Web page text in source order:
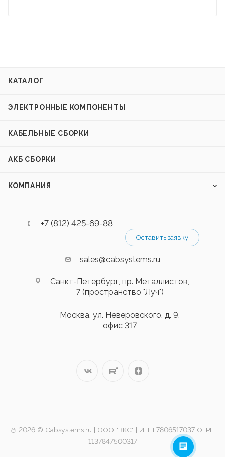
КАТАЛОГ
ЭЛЕКТРОННЫЕ КОМПОНЕНТЫ
КАБЕЛЬНЫЕ СБОРКИ
АКБ СБОРКИ
КОМПАНИЯ
+7 (812) 425-69-88
Оставить заявку
sales@cabsystems.ru
Санкт-Петербург, пр. Металлистов,
7 (пространство "Луч")
Москва, ул. Неверовского, д. 9,
офис 317
⛄️ 2026 © Cabsystems.ru | ООО "ВКС" | ИНН 7806517037 ОГРН
1137847500317